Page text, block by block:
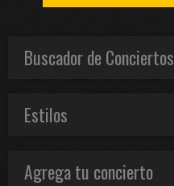
Buscador de Conciertos
Estilos
Agrega tu concierto